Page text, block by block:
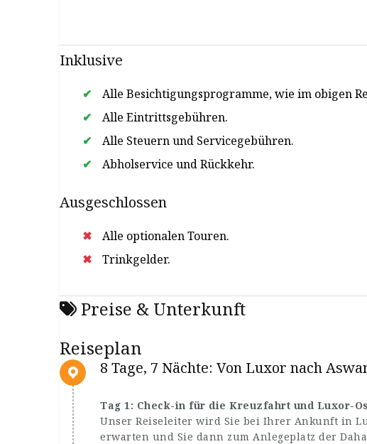
Inklusive
Alle Besichtigungsprogramme, wie im obigen
Alle Eintrittsgebühren.
Alle Steuern und Servicegebühren.
Abholservice und Rückkehr.
Ausgeschlossen
Alle optionalen Touren.
Trinkgelder.
Preise & Unterkunft
Reiseplan
8 Tage, 7 Nächte: Von Luxor nach
Tag 1: Check-in für die Kreuzfahrt und Luxor-
Unser Reiseleiter wird Sie bei Ihrer Ankunft in
erwarten und Sie dann zum Anlegeplatz der